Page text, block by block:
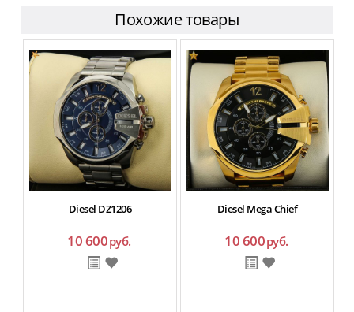
Похожие товары
Diesel DZ1206
10 600руб.
Diesel Mega Chief
10 600руб.